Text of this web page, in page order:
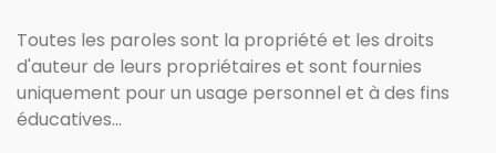
Toutes les paroles sont la propriété et les droits
d'auteur de leurs propriétaires et sont fournies
uniquement pour un usage personnel et à des fins
éducatives...